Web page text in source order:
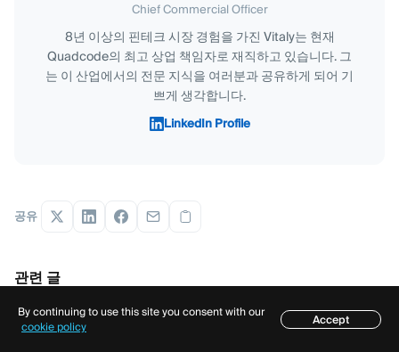
Chief Commercial Officer
8년 이상의 핀테크 시장 경험을 가진 Vitaly는 현재
Quadcode의 최고 상업 책임자로 재직하고 있습니다. 그
는 이 산업에서의 전문 지식을 여러분과 공유하게 되어 기
쁘게 생각합니다.
LinkedIn Profile
공유
관련 글
A-Book vs B-Book vs Hybrid Brokerage Models: 무엇이 다
목차
By continuing to use this site you consent with our
cookie policy
Accept